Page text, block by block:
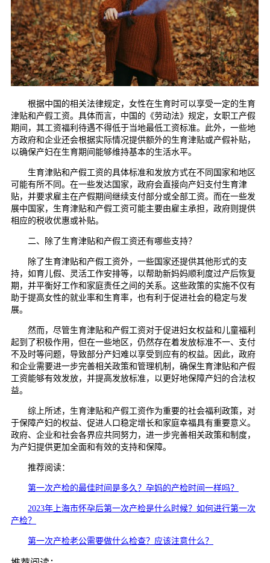
根据中国的相关法律规定，女性在生育时可以享受一定的生育
津贴和产假工资。具体而言，中国的《劳动法》规定，女职工产假
期间，其工资福利待遇不得低于当地最低工资标准。此外，一些地
方政府和企业还会根据实际情况提供额外的生育津贴或产假补贴，
以确保产妇在生育期间能够维持基本的生活水平。
生育津贴和产假工资的具体标准和发放方式在不同国家和地区
可能有所不同。在一些发达国家，政府会直接向产妇支付生育津
贴，并要求雇主在产假期间继续支付部分或全部工资。而在一些发
展中国家，生育津贴和产假工资可能主要由雇主承担，政府则提供
相应的税收优惠或补贴。
二、除了生育津贴和产假工资还有哪些支持？
除了生育津贴和产假工资外，一些国家还提供其他形式的支
持，如育儿假、灵活工作安排等，以帮助新妈妈顺利度过产后恢复
期，并平衡好工作和家庭责任之间的关系。这些政策的实施不仅有
助于提高女性的就业率和生育率，也有利于促进社会的稳定与发
展。
然而，尽管生育津贴和产假工资对于促进妇女权益和儿童福利
起到了积极作用，但在一些地区，仍然存在着发放标准不一、支付
不及时等问题，导致部分产妇难以享受到应有的权益。因此，政府
和企业需要进一步完善相关政策和管理机制，确保生育津贴和产假
工资能够有效发放，并提高发放标准，以更好地保障产妇的合法权
益。
综上所述，生育津贴和产假工资作为重要的社会福利政策，对
于保障产妇的权益、促进人口稳定增长和家庭幸福具有重要意义。
政府、企业和社会各界应共同努力，进一步完善相关政策和制度，
为产妇提供更加全面和有效的支持和保障。
推荐阅读：
第一次产检的最佳时间是多久？孕妈的产检时间一样吗？
2023年上海市怀孕后第一次产检是什么时候？如何进行第一次
产检？
第一次产检老公需要做什么检查？应该注意什么？